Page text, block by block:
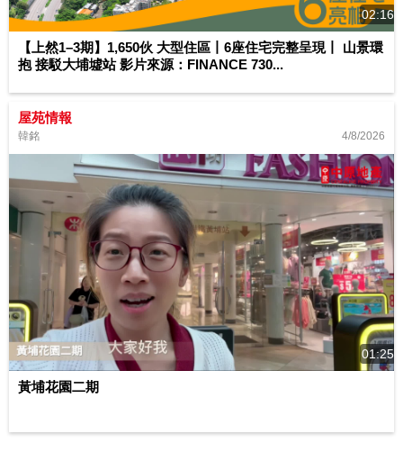
02:16
【上然1–3期】1,650伙 大型住區丨6座住宅完整呈現丨 山景環
抱 接駁大埔墟站 影片來源：FINANCE 730...
屋苑情報
韓銘 4/8/2026
01:25
黃埔花園二期